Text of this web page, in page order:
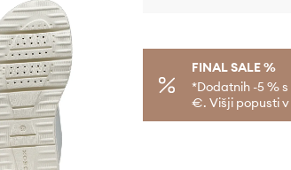
FINAL SALE %
*Dodatnih -5 % s
€. Višji popusti